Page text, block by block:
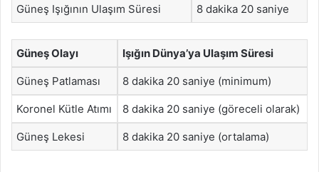
Güneş Işığının Ulaşım Süresi 8 dakika 20 saniye
Güneş Olayı Işığın Dünya’ya Ulaşım Süresi
Güneş Patlaması 8 dakika 20 saniye (minimum)
Koronel Kütle Atımı 8 dakika 20 saniye (göreceli olarak)
Güneş Lekesi 8 dakika 20 saniye (ortalama)